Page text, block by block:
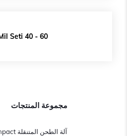
60 - 40 mm Mil Seti
مجموعة المنتجات
آلة الطحن المتنقلة BM 40 Compact